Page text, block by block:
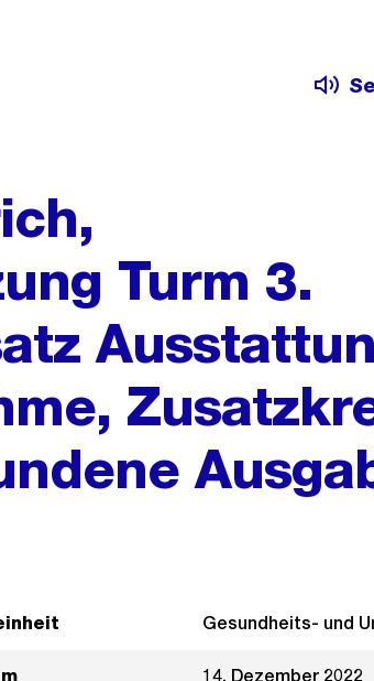
Turm 3.
Gesundheits- und
14. Dezember 2022